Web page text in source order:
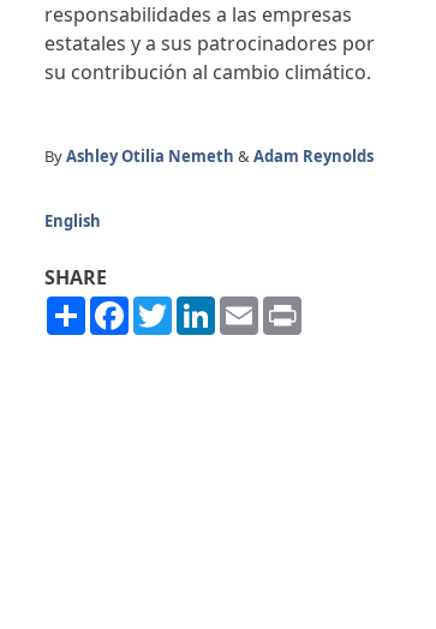
responsabilidades a las empresas
estatales y a sus patrocinadores por
su contribución al cambio climático.
ByAshley Otilia Nemeth &Adam Reynolds
English
SHARE
ShareFacebook
TwitterLinkedIn
Email